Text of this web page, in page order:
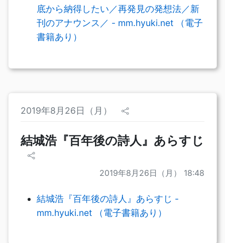
底から納得したい／再発見の発想法／新
刊のアナウンス／ - mm.hyuki.net （電子
書籍あり）
2019年8月26日（月）
結城浩『百年後の詩人』あらすじ
2019年8月26日（月） 18:48
結城浩『百年後の詩人』あらすじ -
mm.hyuki.net （電子書籍あり）